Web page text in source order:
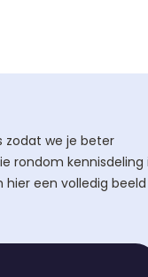
zodat we je beter
rondom kennisdeling
hier een volledig beeld